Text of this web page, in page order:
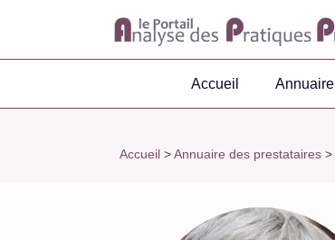
Accueil Annuaire
Accueil >Annuaire des prestataires >